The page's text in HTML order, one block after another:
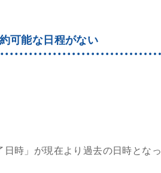
可能な日程がない
時」が現在より過去の日時となっ